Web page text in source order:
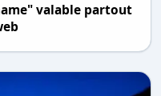
valable partout